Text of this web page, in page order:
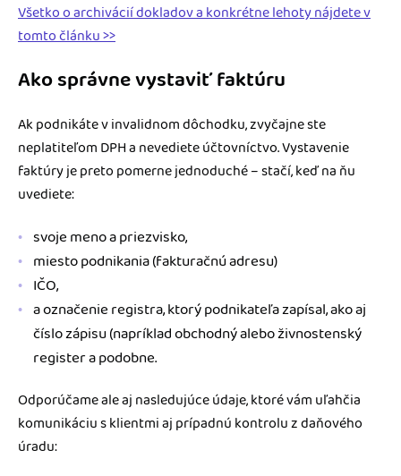
Všetko o archivácií dokladov a konkrétne lehoty nájdete v
tomto článku >>
Ako správne vystaviť faktúru
Ak podnikáte v invalidnom dôchodku, zvyčajne ste
neplatiteľom DPH a nevediete účtovníctvo. Vystavenie
faktúry je preto pomerne jednoduché – stačí, keď na ňu
uvediete:
svoje meno a priezvisko,
miesto podnikania (fakturačnú adresu)
IČO,
a označenie registra, ktorý podnikateľa zapísal, ako aj
číslo zápisu (napríklad obchodný alebo živnostenský
register a podobne.
Odporúčame ale aj nasledujúce údaje, ktoré vám uľahčia
komunikáciu s klientmi aj prípadnú kontrolu z daňového
úradu: